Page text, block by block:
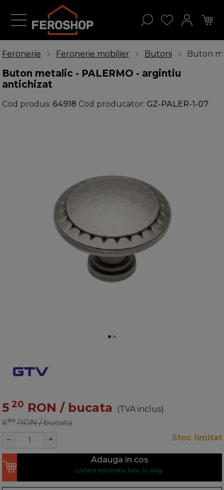
Feronerie Feronerie mobilier Butoni Buton
Buton metalic - PALERMO - argintiu
antichizat
Cod produs: 64918 Cod producator: GZ-PALER-1-07
5 20 RON / bucata
(TVA inclus)
683 RON / bucata
Stoc limitat
− +
Adauga in cos
Livrare estimata: luni, 10 aug.